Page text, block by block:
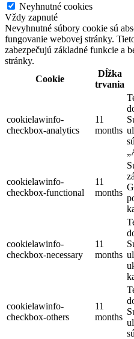
Neyhnutné cookies
Vždy zapnuté
Nevyhnutné súbory cookie sú
fungovanie webovej stránky.
zabezpečujú základné funkcie a
stránky.
Cookie
Dĺžka
trvania
cookielawinfo-
checkbox-analytics
11
months
cookielawinfo-
checkbox-functional
11
months
cookielawinfo-
checkbox-necessary
11
months
cookielawinfo-
checkbox-others
11
months